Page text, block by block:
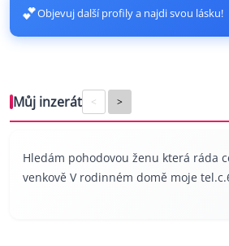
💕Objevuj další profily a najdi svou lásku!
Můj inzerát < >
Hledám pohodovou ženu která ráda
venkově V rodinném domě moje